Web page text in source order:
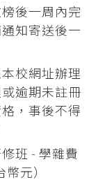
後一周內完
知寄送後一
校網址辦理
逾期未註冊
，事後不得
班 - 學雜費
元）